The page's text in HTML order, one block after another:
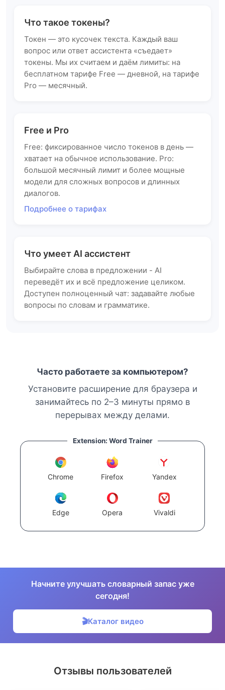
Что такое токены?
Токен — это кусочек текста. Каждый ваш
вопрос или ответ ассистента «съедает»
токены. Мы их считаем и даём лимиты: на
бесплатном тарифе Free — дневной, на тарифе
Pro — месячный.
Free и Pro
Free: фиксированное число токенов в день —
хватает на обычное использование. Pro:
большой месячный лимит и более мощные
модели для сложных вопросов и длинных
диалогов.
Подробнее о тарифах
Что умеет AI ассистент
Выбирайте слова в предложении - AI
переведёт их и всё предложение целиком.
Доступен полноценный чат: задавайте любые
вопросы по словам и грамматике.
Часто работаете за компьютером?
Установите расширение для браузера и
занимайтесь по 2–3 минуты прямо в
перерывах между делами.
Extension: Word Trainer
Chrome Firefox Yandex
Edge Opera Vivaldi
Начните улучшать словарный запас уже
сегодня!
🎬Каталог видео
Отзывы пользователей